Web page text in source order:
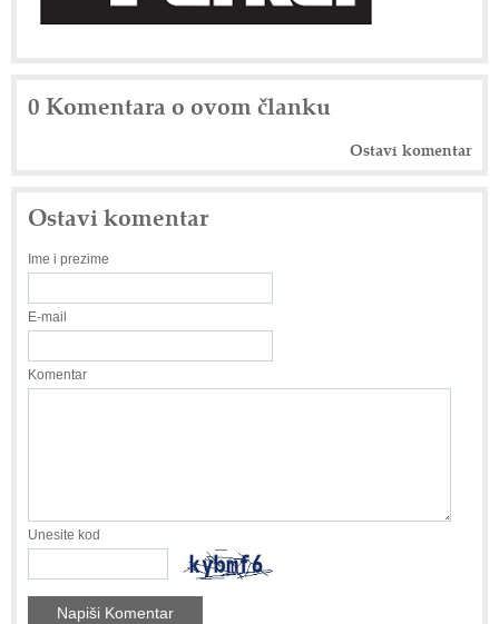
0 Komentara o ovom članku
Ostavi komentar
Ostavi komentar
Ime i prezime
E-mail
Komentar
Unesite kod